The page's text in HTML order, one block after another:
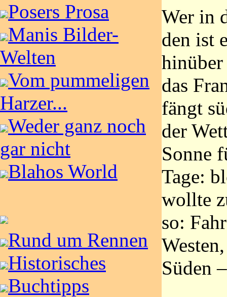
Posers Prosa
Manis Bilder-
Welten
Vom pummeligen
Harzer...
Weder ganz noch
gar nicht
Blahos World
Rund um Rennen
Historisches
Buchtipps
Wer in
den ist
das
fängt
der
Sonne
Tage:
wollte
so:
Süden